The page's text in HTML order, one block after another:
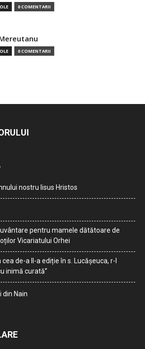
0 COMENTARII
0 COMENTARII
nostru Iisus Hristos
pentru mamele dătătoare de
Vicariatului Orhei
de-a II-a ediție în s. Lucășeuca, r-l
inimă curată”
din Nain